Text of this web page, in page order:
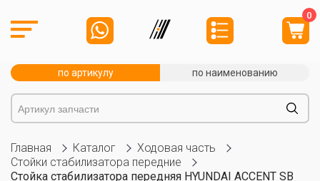
0
по артикулу по наименованию
Главная Каталог
Ходовая часть
Стойки стабилизатора передние
Стойка стабилизатора передняя HYUNDAI ACCENT SB